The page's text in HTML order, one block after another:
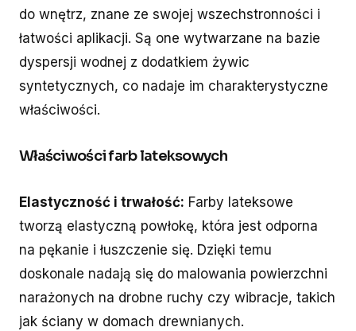
do wnętrz, znane ze swojej wszechstronności i
łatwości aplikacji. Są one wytwarzane na bazie
dyspersji wodnej z dodatkiem żywic
syntetycznych, co nadaje im charakterystyczne
właściwości.
Właściwości farb lateksowych
Elastyczność i trwałość: Farby lateksowe
tworzą elastyczną powłokę, która jest odporna
na pękanie i łuszczenie się. Dzięki temu
doskonale nadają się do malowania powierzchni
narażonych na drobne ruchy czy wibracje, takich
jak ściany w domach drewnianych.